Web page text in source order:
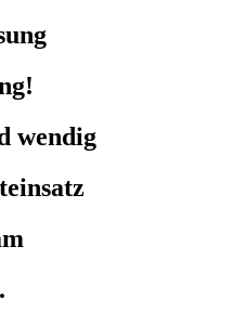
wendig